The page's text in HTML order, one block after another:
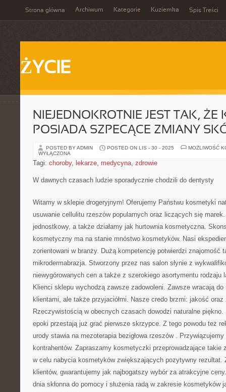
Strona główna Archiwum Kategorie Kuziemka Spis Treści
ŻYCIE
NIEJEDNOKROTNIE JEST TAK, ŻE
POSIADA SZPECĄCE ZMIANY
POSTED BY ADMIN POSTED ON LIS - 30 - 2025
MOŻLIWOŚĆ
WYŁĄCZONA
Tagi: choroby, lekarze, medycyna, zdrowie
W dawnych czasach ludzie sporadycznie chodzili do dentysty
Witamy w sklepie drogeryjnym! Oferujemy Państwu kosmetyki
usuwanie cellulitu rzeszów popularnych oraz liczących się
jednostkowy, a także działamy jak hurtownia kosmetyczna.
kosmetyczny ma na stanie mnóstwo kosmetyków. Nasi
zorientowani w branży. Dużą kompetencję potwierdzi znajomość
mikrodermabrazja. Stworzony przez nas salon słynie z
niewygórowanych cen a także z szerokiego asortymentu rodzaju
Klienci sklepu wychodzą zawsze zadowoleni. Zawsze wracają
klientami, ale także przyjaciółmi. Nasze credo brzmi: jakość oraz
Rzeczywistością w obecnych czasach dowodzi naturalne
epoki przestają już grać pierwsze skrzypce. Z tego powodu też
urody stawia na mezoterapia bezigłowa rzeszów .
kontrahentów. Zapraszamy kosmetyczki przeprowadzające takie
w celu nabycia kosmetyków zwiększających pozytywny rezultat.
klientów, gwarantujemy jak najbogatszy wybór za atrakcyjne
dnia skłonna do pomocy i służenia radą w zakresie kosmetyków